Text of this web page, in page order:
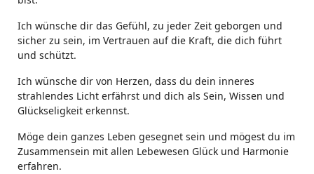
Ich wünsche dir das Gefühl, zu jeder Zeit geborgen und
sicher zu sein, im Vertrauen auf die Kraft, die dich führt
und schützt.
Ich wünsche dir von Herzen, dass du dein inneres
strahlendes Licht erfährst und dich als Sein, Wissen und
Glückseligkeit erkennst.
Möge dein ganzes Leben gesegnet sein und mögest du im
Zusammensein mit allen Lebewesen Glück und Harmonie
erfahren.